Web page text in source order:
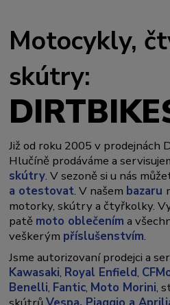
Motocykly,
skútry:
Již od roku 2005 v prodejnách
Hlučíně prodáváme a
skútry. V sezoně si u nás
a otestovat. V našem bazaru
motorky, skútry a čtyřkolky.
patě moto oblečením a
veškerým příslušenstvím.
Jsme autorizovaní prodejci a
Kawasaki, Royal Enfield,
Benelli, Fantic, Moto Morini,